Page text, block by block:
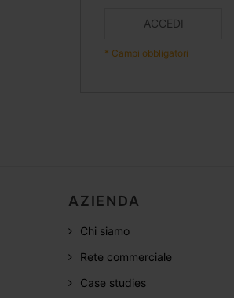
ACCEDI
AZIENDA
Chi siamo
Rete commerciale
Case studies